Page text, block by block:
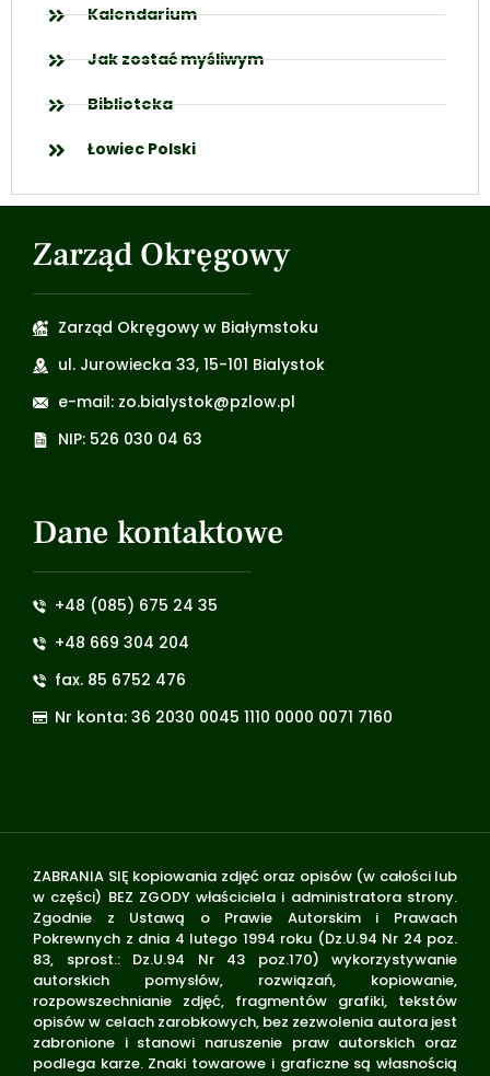
Kalendarium
Jak zostać myśliwym
Biblioteka
Łowiec Polski
Zarząd Okręgowy
Zarząd Okręgowy w Białymstoku
ul. Jurowiecka 33, 15-101 Bialystok
e-mail: zo.bialystok@pzlow.pl
NIP: 526 030 04 63
Dane kontaktowe
+48 (085) 675 24 35
+48 669 304 204
fax. 85 6752 476
Nr konta: 36 2030 0045 1110 0000 0071 7160
ZABRANIA SIĘ kopiowania zdjęć oraz opisów (w całości lub
w części) BEZ ZGODY właściciela i administratora strony.
Zgodnie z Ustawą o Prawie Autorskim i Prawach
Pokrewnych z dnia 4 lutego 1994 roku (Dz.U.94 Nr 24 poz.
83, sprost.: Dz.U.94 Nr 43 poz.170) wykorzystywanie
autorskich pomysłów, rozwiązań, kopiowanie,
rozpowszechnianie zdjęć, fragmentów grafiki, tekstów
opisów w celach zarobkowych, bez zezwolenia autora jest
zabronione i stanowi naruszenie praw autorskich oraz
podlega karze. Znaki towarowe i graficzne są własnością